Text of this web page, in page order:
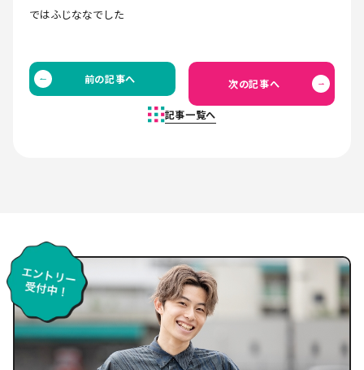
ではふじななでした
前の記事へ
記事一覧へ
次の記事へ